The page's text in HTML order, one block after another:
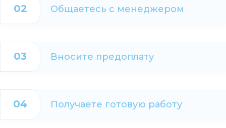
02 Общаетесь с менеджером
03 Вносите предоплату
04 Получаете готовую работу